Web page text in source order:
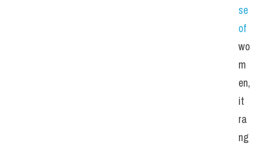
se
of
wo
m
en,
it
ra
ng